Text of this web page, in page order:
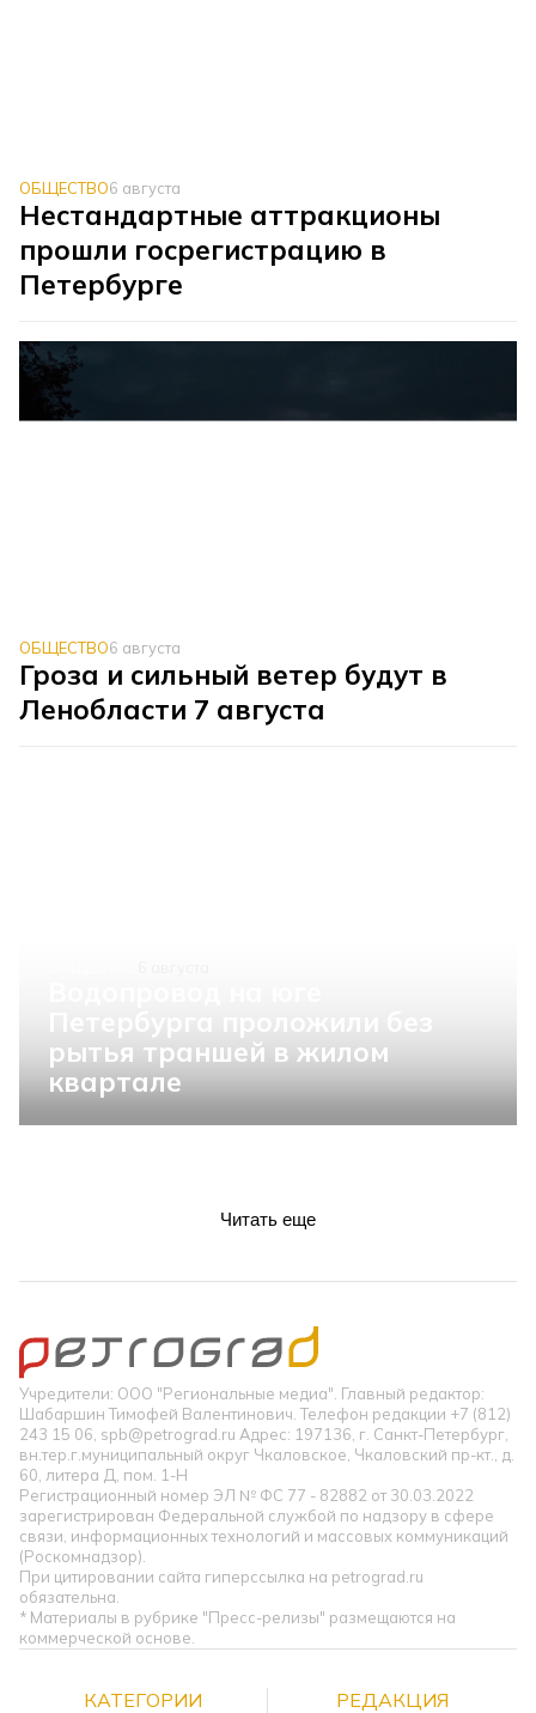
ОБЩЕСТВО6 августа
Нестандартные аттракционы
прошли госрегистрацию в
Петербурге
ОБЩЕСТВО6 августа
Гроза и сильный ветер будут в
Ленобласти 7 августа
рытья траншей в жилом
квартале
Читать еще
Учредители: ООО "Региональные медиа". Главный редактор:
Шабаршин Тимофей Валентинович. Телефон редакции +7 (812)
243 15 06, spb@petrograd.ru Адрес: 197136, г. Санкт-Петербург,
вн.тер.г.муниципальный округ Чкаловское, Чкаловский пр-кт., д.
60, литера Д, пом. 1-Н
Регистрационный номер ЭЛ № ФС 77 - 82882 от 30.03.2022
зарегистрирован Федеральной службой по надзору в сфере
связи, информационных технологий и массовых коммуникаций
(Роскомнадзор).
При цитировании сайта гиперссылка на petrograd.ru
обязательна.
* Материалы в рубрике "Пресс-релизы" размещаются на
коммерческой основе.
КАТЕГОРИИ РЕДАКЦИЯ